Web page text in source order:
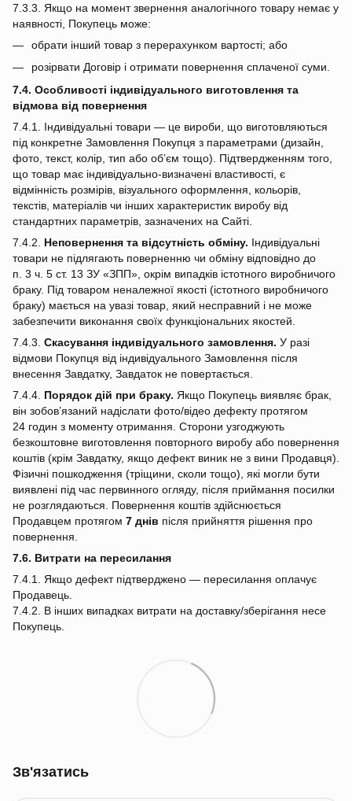
7.3.3. Якщо на момент звернення аналогічного товару немає у
наявності, Покупець може:
обрати інший товар з перерахунком вартості; або
розірвати Договір і отримати повернення сплаченої суми.
7.4. Особливості індивідуального виготовлення та
відмова від повернення
7.4.1. Індивідуальні товари — це вироби, що виготовляються
під конкретне Замовлення Покупця з параметрами (дизайн,
фото, текст, колір, тип або об’єм тощо). Підтвердженням того,
що товар має індивідуально‑визначені властивості, є
відмінність розмірів, візуального оформлення, кольорів,
текстів, матеріалів чи інших характеристик виробу від
стандартних параметрів, зазначених на Сайті.
7.4.2. Неповернення та відсутність обміну. Індивідуальні
товари не підлягають поверненню чи обміну відповідно до
п. 3 ч. 5 ст. 13 ЗУ «ЗПП», окрім випадків істотного виробничого
браку. Під товаром неналежної якості (істотного виробничого
браку) мається на увазі товар, який несправний і не може
забезпечити виконання своїх функціональних якостей.
7.4.3. Скасування індивідуального замовлення. У разі
відмови Покупця від індивідуального Замовлення після
внесення Завдатку, Завдаток не повертається.
7.4.4. Порядок дій при браку. Якщо Покупець виявляє брак,
він зобов’язаний надіслати фото/відео дефекту протягом
24 годин з моменту отримання. Сторони узгоджують
безкоштовне виготовлення повторного виробу або повернення
коштів (крім Завдатку, якщо дефект виник не з вини Продавця).
Фізичні пошкодження (тріщини, сколи тощо), які могли бути
виявлені під час первинного огляду, після приймання посилки
не розглядаються. Повернення коштів здійснюється
Продавцем протягом 7 днів після прийняття рішення про
повернення.
7.6. Витрати на пересилання
7.4.1. Якщо дефект підтверджено — пересилання оплачує
Продавець.
7.4.2. В інших випадках витрати на доставку/зберігання несе
Покупець.
Зв'язатись